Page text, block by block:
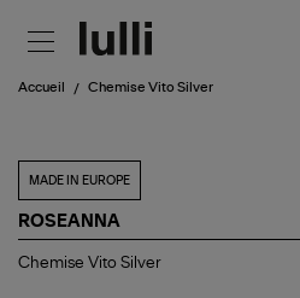
Accueil Chemise Vito Silver
MADE IN EUROPE
ROSEANNA
Chemise
Chemise Vito Silver